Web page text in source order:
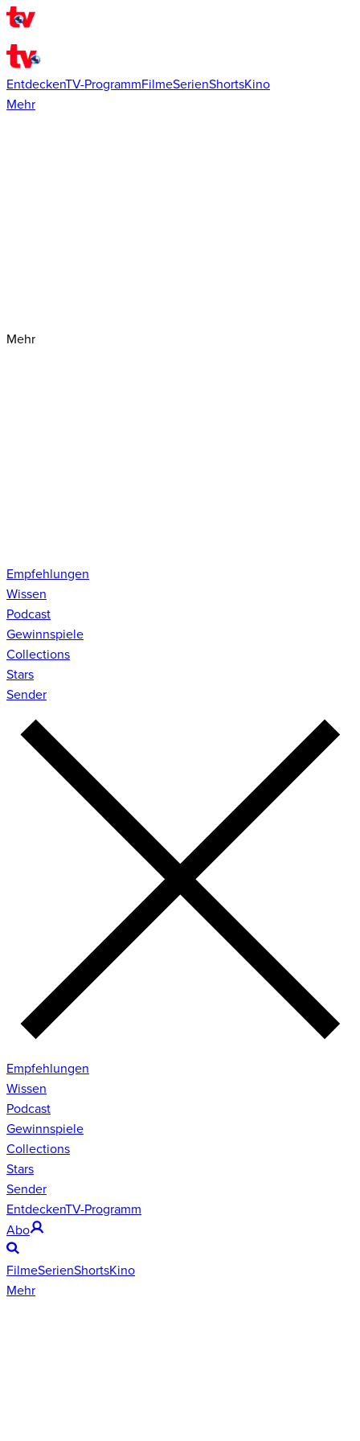
EntdeckenTV-ProgrammFilmeSerienShortsKino
Mehr
Mehr
Empfehlungen
Wissen
Podcast
Gewinnspiele
Collections
Stars
Sender
Empfehlungen
Wissen
Podcast
Gewinnspiele
Collections
Stars
Sender
EntdeckenTV-Programm
Abo
FilmeSerienShortsKino
Mehr